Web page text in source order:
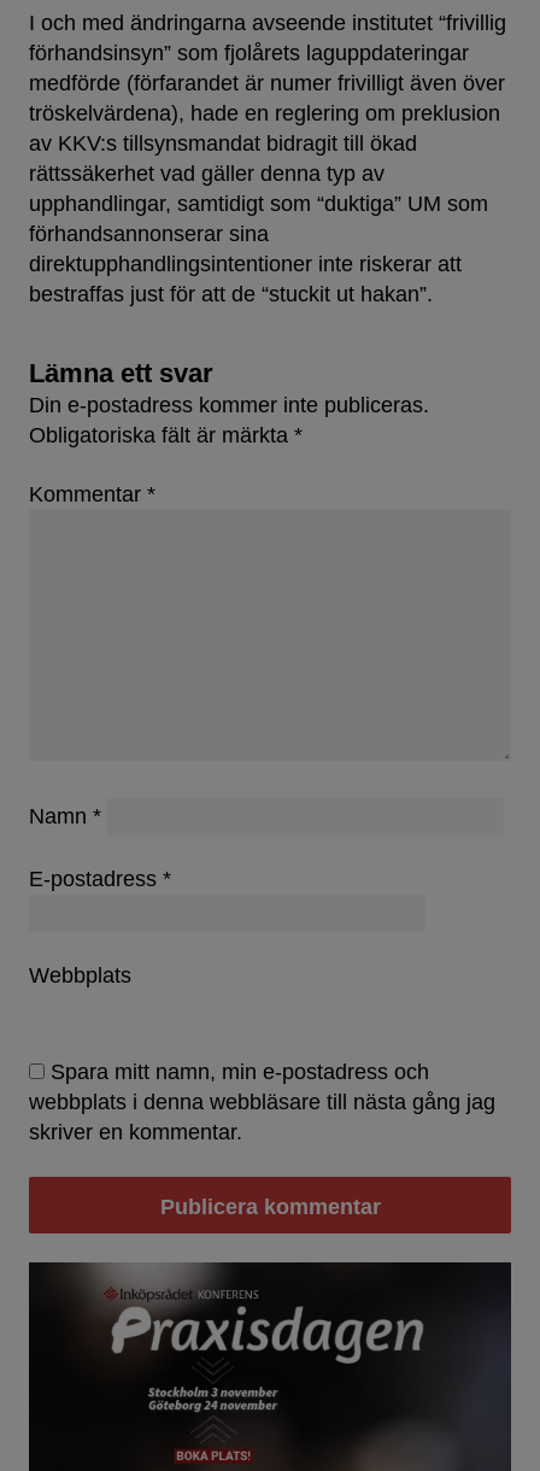
I och med ändringarna avseende institutet “frivillig
förhandsinsyn” som fjolårets laguppdateringar
medförde (förfarandet är numer frivilligt även över
tröskelvärdena), hade en reglering om preklusion
av KKV:s tillsynsmandat bidragit till ökad
rättssäkerhet vad gäller denna typ av
upphandlingar, samtidigt som “duktiga” UM som
förhandsannonserar sina
direktupphandlingsintentioner inte riskerar att
bestraffas just för att de “stuckit ut hakan”.
Lämna ett svar
Din e-postadress kommer inte publiceras.
Obligatoriska fält är märkta *
Kommentar *
Namn *
E-postadress *
Webbplats
Spara mitt namn, min e-postadress och
webbplats i denna webbläsare till nästa gång jag
skriver en kommentar.